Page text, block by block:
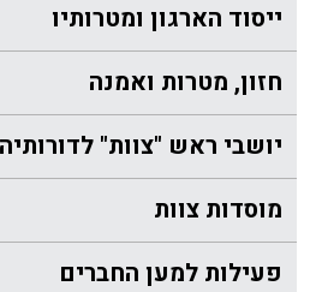
ייסוד הארגון ומטרותיו
חזון, מטרות ואמנה
יושבי ראש "צוות"
מוסדות צוות
פעילות למען החברים